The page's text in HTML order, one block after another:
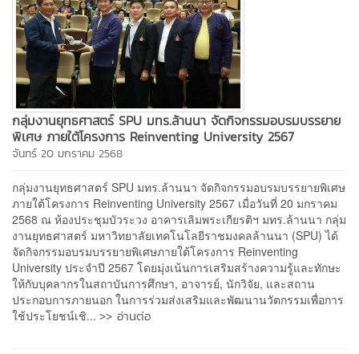
กลุ่มงานยุทธศาสตร์ SPU มทร.ล้านนา จัดกิจกรรมอบรมบรรยาย
พิเศษ ภายใต้โครงการ Reinventing University 2567
จันทร์ 20 มกราคม 2568
กลุ่มงานยุทธศาสตร์ SPU มทร.ล้านนา จัดกิจกรรมอบรมบรรยายพิเศษ
ภายใต้โครงการ Reinventing University 2567 เมื่อวันที่ 20 มกราคม
2568 ณ ห้องประชุมบัวระวง อาคารเลิมพระเกียรติฯ มทร.ล้านนา กลุ่ม
งานยุทธศาสตร์ มหาวิทยาลัยเทคโนโลยีราชมงคลล้านนา (SPU) ได้
จัดกิจกรรมอบรมบรรยายพิเศษภายใต้โครงการ Reinventing
University ประจำปี 2567 โดยมุ่งเน้นการเสริมสร้างความรู้และทักษะ
ให้กับบุคลากรในสถาบันการศึกษา, อาจารย์, นักวิจัย, และสถาน
ประกอบการภายนอก ในการร่วมส่งเสริมและพัฒนานวัตกรรมเพื่อการ
ใช้ประโยชน์เชิ... >> อ่านต่อ